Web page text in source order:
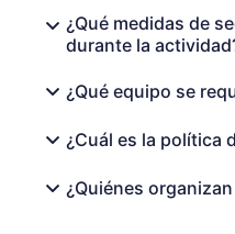
¿Qué medidas de
durante la
¿Qué equipo se
¿Cuál es la política
¿Quiénes